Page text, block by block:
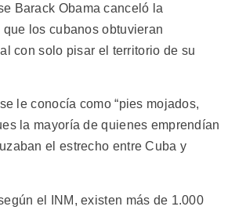
Barack Obama canceló la
los cubanos obtuvieran
con solo pisar el territorio de su
le conocía como “pies mojados,
la mayoría de quienes emprendían
el estrecho entre Cuba y
el INM, existen más de 1.000